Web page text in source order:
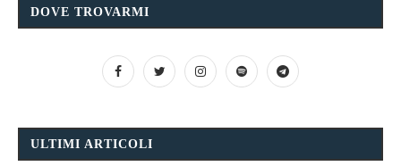
DOVE TROVARMI
ULTIMI ARTICOLI